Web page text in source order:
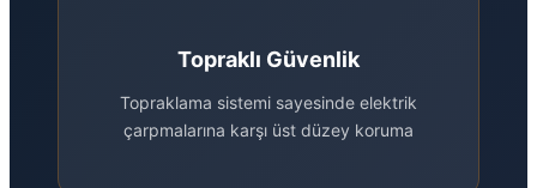
Topraklı Güvenlik
Topraklama sistemi sayesinde elektrik
çarpmalarına karşı üst düzey koruma